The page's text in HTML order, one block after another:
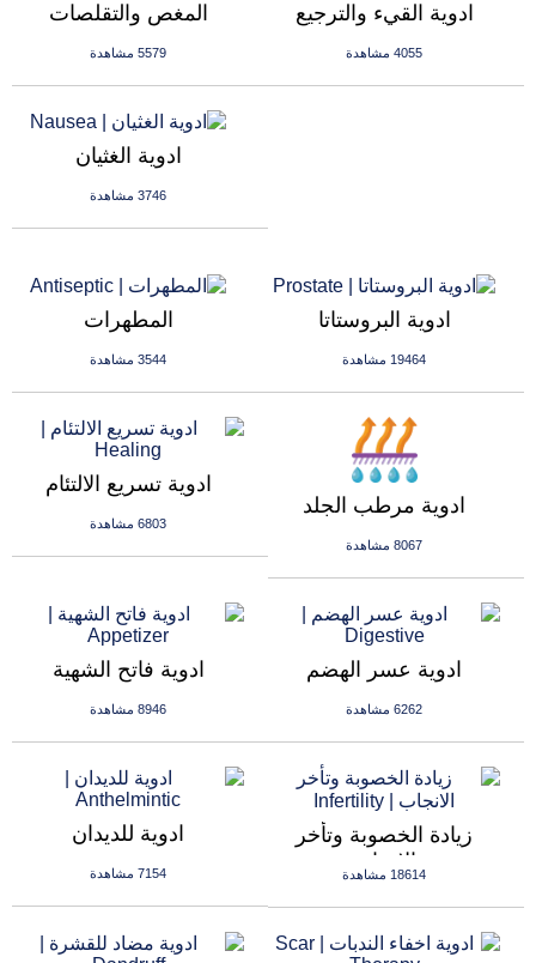
المغص والتقلصات
5579 مشاهدة
ادوية القيء والترجيع
4055 مشاهدة
ادوية الغثيان
3746 مشاهدة
المطهرات
3544 مشاهدة
ادوية البروستاتا
19464 مشاهدة
ادوية تسريع الالتئام
6803 مشاهدة
ادوية مرطب الجلد
8067 مشاهدة
ادوية فاتح الشهية
8946 مشاهدة
ادوية عسر الهضم
6262 مشاهدة
ادوية للديدان
7154 مشاهدة
زيادة الخصوبة وتأخر
الانجاب
18614 مشاهدة